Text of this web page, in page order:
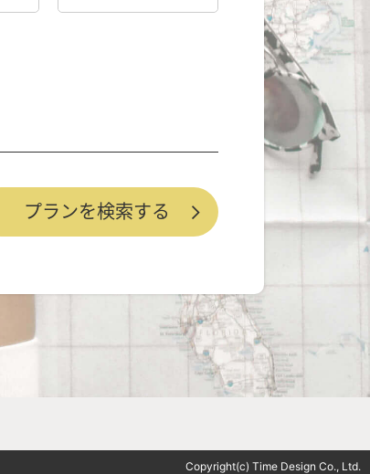
Copyright(c) Time Design Co., Ltd.